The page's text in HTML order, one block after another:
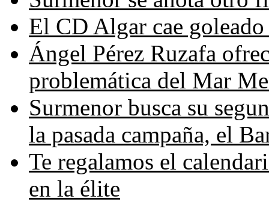
El CD Algar cae
Ángel Pérez Ruzafa
problemática del Mar
Surmenor busca su
la pasada campaña, el
Te regalamos el
en la élite